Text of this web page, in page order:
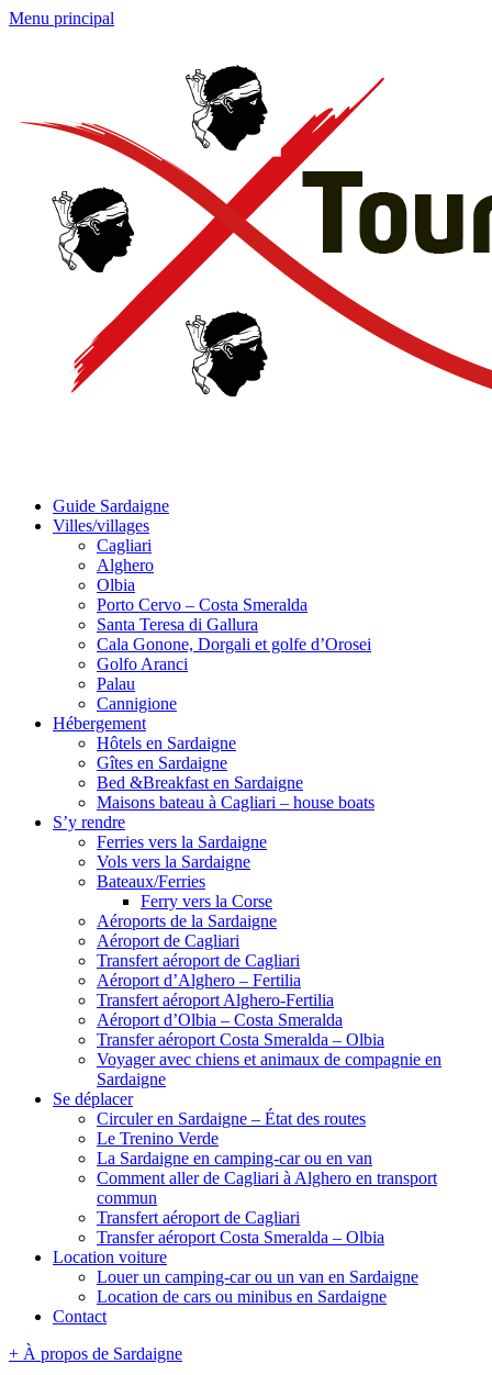
Menu principal
Guide Sardaigne
Villes/villages
Cagliari
Alghero
Olbia
Porto Cervo – Costa Smeralda
Santa Teresa di Gallura
Cala Gonone, Dorgali et golfe d’Orosei
Golfo Aranci
Palau
Cannigione
Hébergement
Hôtels en Sardaigne
Gîtes en Sardaigne
Bed &Breakfast en Sardaigne
Maisons bateau à Cagliari – house boats
S’y rendre
Ferries vers la Sardaigne
Vols vers la Sardaigne
Bateaux/Ferries
Ferry vers la Corse
Aéroports de la Sardaigne
Aéroport de Cagliari
Transfert aéroport de Cagliari
Aéroport d’Alghero – Fertilia
Transfert aéroport Alghero-Fertilia
Aéroport d’Olbia – Costa Smeralda
Transfer aéroport Costa Smeralda – Olbia
Voyager avec chiens et animaux de compagnie en
Sardaigne
Se déplacer
Circuler en Sardaigne – État des routes
Le Trenino Verde
La Sardaigne en camping-car ou en van
Comment aller de Cagliari à Alghero en transport
commun
Transfert aéroport de Cagliari
Transfer aéroport Costa Smeralda – Olbia
Location voiture
Louer un camping-car ou un van en Sardaigne
Location de cars ou minibus en Sardaigne
Contact
+ À propos de Sardaigne